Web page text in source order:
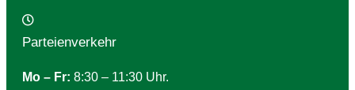
Parteienverkehr
Mo – Fr: 8:30 – 11:30 Uhr.